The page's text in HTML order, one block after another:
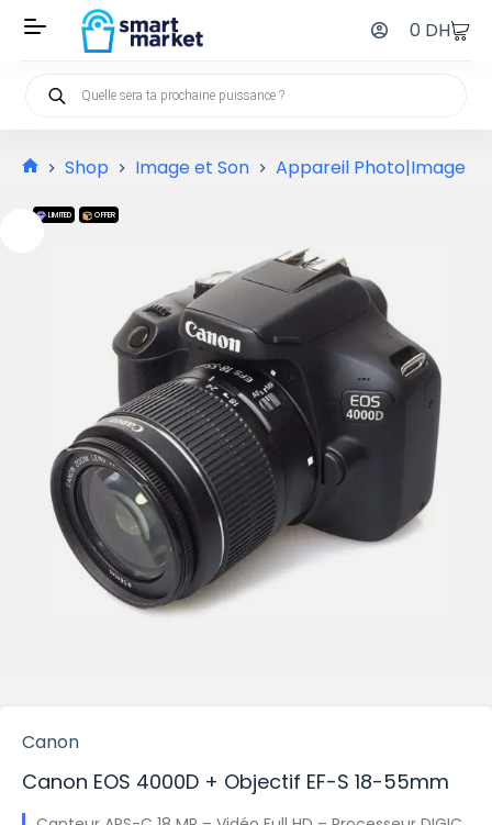
0 DH
Shop Image et Son Appareil Photo|Image et
LIMITED OFFER
Canon
Canon EOS 4000D + Objectif EF-S 18-55mm